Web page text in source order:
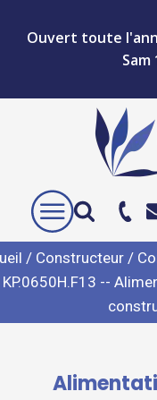
Ouvert toute
Sam
/ Constructeur /
KP.0650H.F13 --